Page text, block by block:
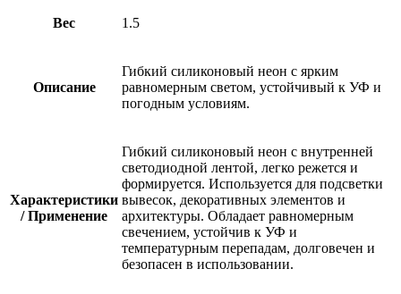
Вес 1.5
Описание
Гибкий силиконовый неон с ярким
равномерным светом, устойчивый к УФ и
погодным условиям.
Характеристики
/ Применение
Гибкий силиконовый неон с внутренней
светодиодной лентой, легко режется и
формируется. Используется для подсветки
вывесок, декоративных элементов и
архитектуры. Обладает равномерным
свечением, устойчив к УФ и
температурным перепадам, долговечен и
безопасен в использовании.